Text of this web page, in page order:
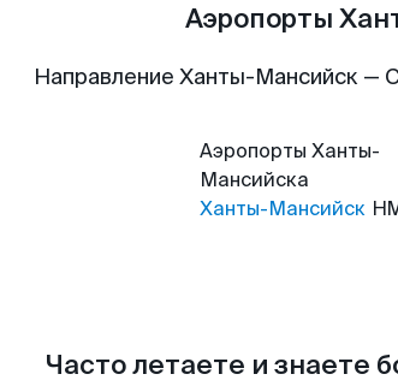
Аэропорты
Направление Ханты-Мансийск —
Аэропорты Ханты-
Мансийска
Ханты-Мансийск
Часто летаете и знаете